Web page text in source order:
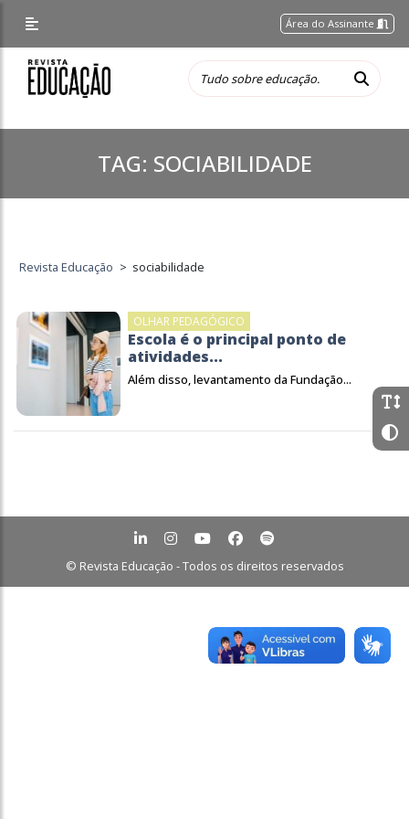
Área do Assinante
TAG: SOCIABILIDADE
Revista Educação > sociabilidade
OLHAR PEDAGÓGICO
Escola é o principal ponto de
atividades...
Além disso, levantamento da Fundação...
© Revista Educação - Todos os direitos reservados